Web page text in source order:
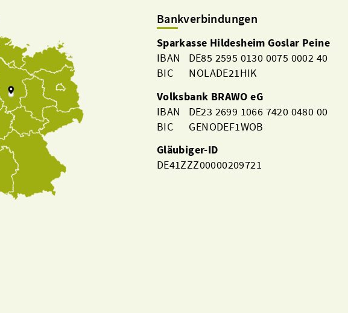
Bankverbindungen
Sparkasse Hildesheim Goslar Peine
IBAN DE85 2595 0130 0075 0002 40
BIC NOLADE21HIK
Volksbank BRAWO eG
IBAN DE23 2699 1066 7420 0480 00
BIC GENODEF1WOB
Gläubiger-ID
DE41ZZZ00000209721